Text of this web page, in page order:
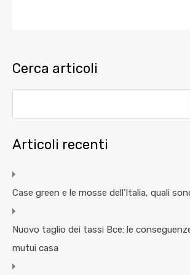
Cerca articoli
Articoli recenti
Case green e le mosse dell’Italia, quali
Nuovo taglio dei tassi Bce: le
mutui casa